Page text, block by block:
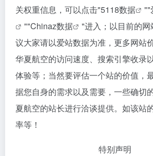
关权重信息，可以点击"5118数据 ""
""Chinaz数据
"进入；以目前的
议大家请以爱站数据为准，更多网站
华夏航空的访问速度、搜索引擎收录
体验等；当然要评估一个站的价值，
据您自身的需求以及需要，一些确切
夏航空的站长进行洽谈提供。如该站
率等！
特别声明